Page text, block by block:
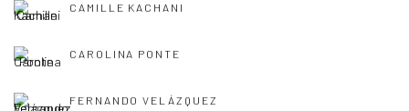
CAMILLE KACHANI
CAROLINA PONTE
FERNANDO VELÁZQUEZ